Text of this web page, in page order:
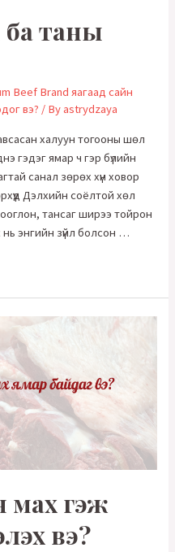
таны
Beef Brand яагаад сайн
вэ? / Byastrydzaya
халуун тогооны шөл
гэдэг ямар ч гэр бүлийн
санал зөрөх хүн ховор
Дэлхийн соёлтой хөл
тансаг ширээ тойрон
нь энгийн зүйл болсон …
мах гэж
вэ?